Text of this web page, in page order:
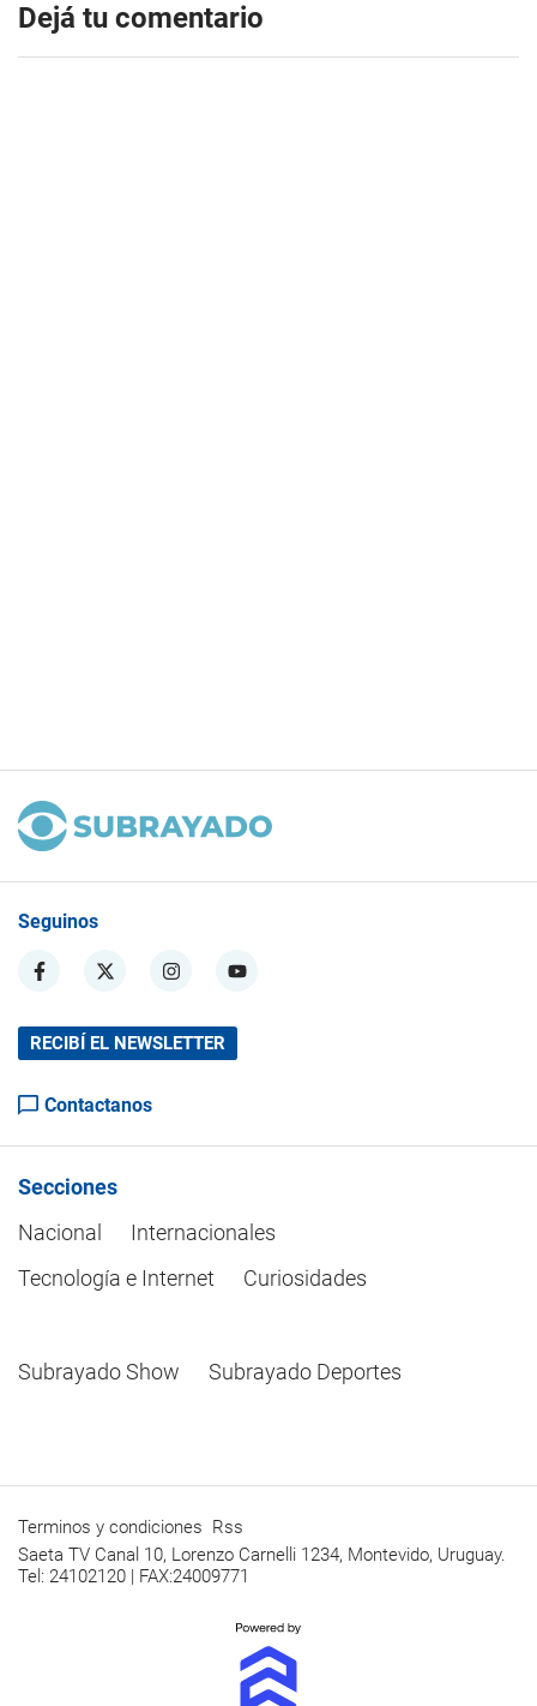
Dejá tu comentario
Seguinos
RECIBÍ EL NEWSLETTER
Contactanos
Secciones
Nacional
Internacionales
Tecnología e Internet
Curiosidades
Subrayado Show Subrayado Deportes
Terminos y condiciones Rss
Saeta TV Canal 10, Lorenzo Carnelli 1234, Montevido, Uruguay.
Tel: 24102120 | FAX:24009771